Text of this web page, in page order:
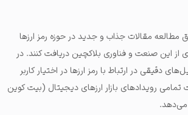
مطالعه مقالات جذاب و جدید در حوزه رمز ارزها
از این صنعت و فناوری بلاکچین دریافت کنند. در
دقیقی در ارتباط با رمز ارزها در اختیار کاربر
تمامی رویدادهای بازار ارزهای دیجیتال (بیت کوین